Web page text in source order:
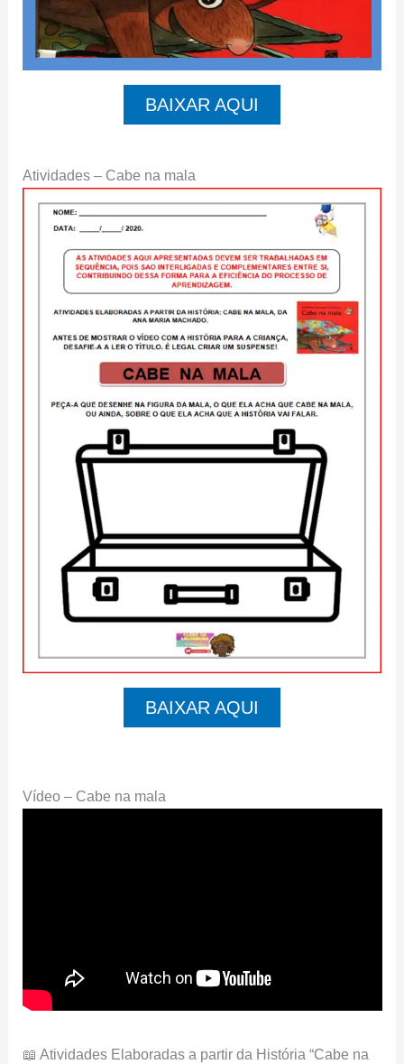
BAIXAR AQUI
Atividades – Cabe na mala
BAIXAR AQUI
Vídeo – Cabe na mala
📖 Atividades Elaboradas a partir da História “Cabe na